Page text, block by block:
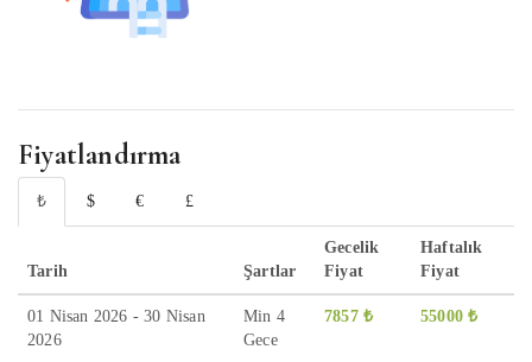
Fiyatlandırma
₺ $ € £
Tarih Şartlar
Gecelik
Fiyat
Haftalık
Fiyat
01 Nisan 2026 - 30 Nisan
2026
Min 4
Gece
7857 ₺ 55000 ₺